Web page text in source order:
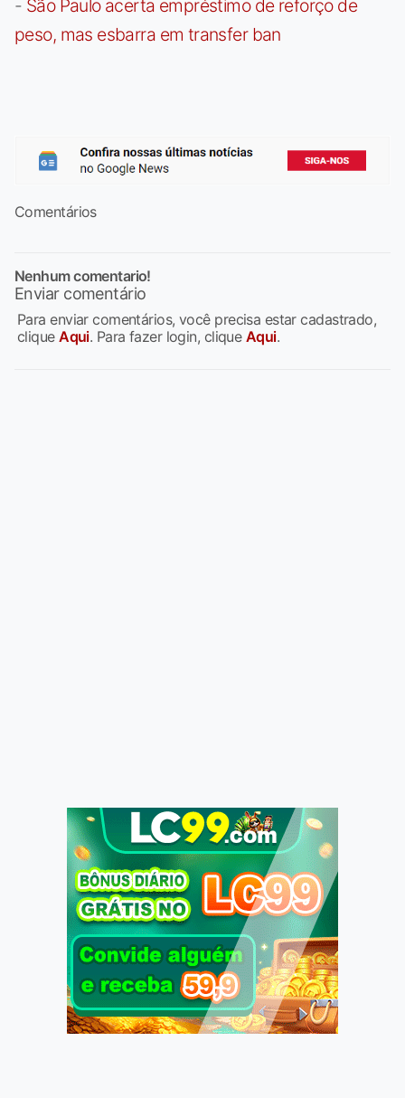
- São Paulo acerta empréstimo de reforço de
peso, mas esbarra em transfer ban
Comentários
Nenhum comentario!
Enviar comentário
Para enviar comentários, você precisa estar cadastrado,
cliqueAqui. Para fazer login, clique Aqui.